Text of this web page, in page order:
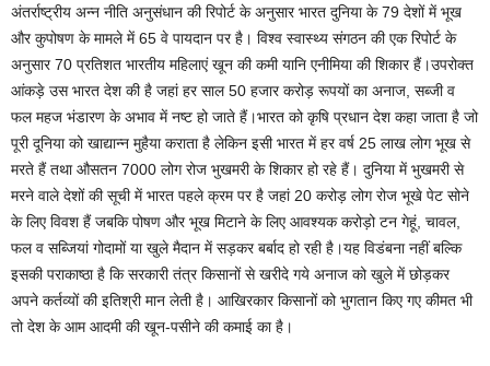
अंतर्राष्ट्रीय अन्न नीति अनुसंधान की रिपोर्ट के अनुसार भारत दुनिया के 79 देशों में भूख
और कुपोषण के मामले में 65 वे पायदान पर है। विश्व स्वास्थ्य संगठन की एक रिपोर्ट के
अनुसार 70 प्रतिशत भारतीय महिलाएं खून की कमी यानि एनीमिया की शिकार हैं।उपरोक्त
आंकड़े उस भारत देश की है जहां हर साल 50 हजार करोड़ रूपयों का अनाज, सब्जी व
फल महज भंडारण के अभाव में नष्ट हो जाते हैं।भारत को कृषि प्रधान देश कहा जाता है जो
पूरी दूनिया को खाद्यान्न मुहैया कराता है लेकिन इसी भारत में हर वर्ष 25 लाख लोग भूख से
मरते हैं तथा औसतन 7000 लोग रोज भुखमरी के शिकार हो रहे हैं। दुनिया में भुखमरी से
मरने वाले देशों की सूची में भारत पहले क्रम पर है जहां 20 करोड़ लोग रोज भूखे पेट सोने
के लिए विवश हैं जबकि पोषण और भूख मिटाने के लिए आवश्यक करोड़ो टन गेहूं, चावल,
फल व सब्जियां गोदामों या खुले मैदान में सड़कर बर्बाद हो रही है।यह विडंबना नहीं बल्कि
इसकी पराकाष्ठा है कि सरकारी तंत्र किसानों से खरीदे गये अनाज को खुले में छोड़कर
अपने कर्तव्यों की इतिश्री मान लेती है। आखिरकार किसानों को भुगतान किए गए कीमत भी
तो देश के आम आदमी की खून-पसीने की कमाई का है।